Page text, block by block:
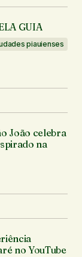
GUIA
piauienses
João celebra
na
no YouTube